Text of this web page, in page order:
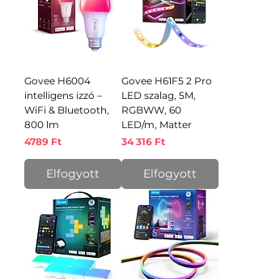
Govee H6004
intelligens izzó –
WiFi & Bluetooth,
800 lm
Ár
4789 Ft
Elfogyott
Govee H61F5 2 Pro
LED szalag, 5M,
RGBWW, 60
LED/m, Matter
Ár
34 316 Ft
Elfogyott